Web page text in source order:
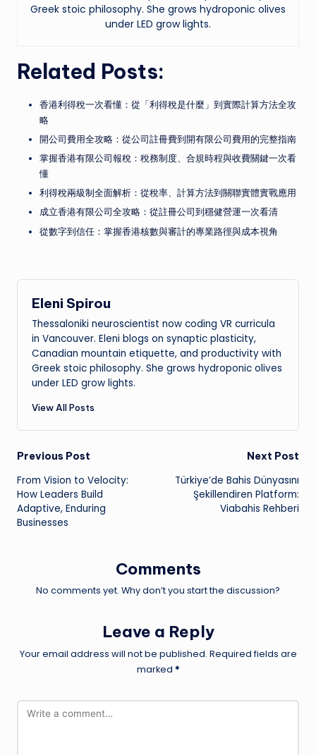
Greek stoic philosophy. She grows hydroponic olives
under LED grow lights.
Related Posts:
香港利得稅一次看懂：從「利得稅是什麼」到實際計算方法全攻
略
開公司費用全攻略：從公司註冊費到開有限公司費用的完整指南
掌握香港有限公司報稅：稅務制度、合規時程與收費關鍵一次看
懂
利得稅兩級制全面解析：從稅率、計算方法到關聯實體實戰應用
成立香港有限公司全攻略：從註冊公司到穩健營運一次看清
從數字到信任：掌握香港核數與審計的專業路徑與成本視角
Eleni Spirou
Thessaloniki neuroscientist now coding VR curricula
in Vancouver. Eleni blogs on synaptic plasticity,
Canadian mountain etiquette, and productivity with
Greek stoic philosophy. She grows hydroponic olives
under LED grow lights.
View All Posts
Post
navigation
Previous Post
From Vision to Velocity:
How Leaders Build
Adaptive, Enduring
Businesses
Next Post
Türkiye’de Bahis Dünyasını
Şekillendiren Platform:
Viabahis Rehberi
Comments
No comments yet. Why don’t you start the discussion?
Leave a Reply
Your email address will not be published. Required fields are
marked *